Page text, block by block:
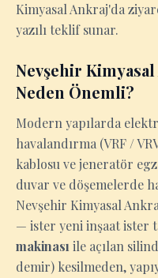
Kimyasal Ankraj'da
yazılı teklif sunar.
Nevşehir
Neden Önemli?
Modern yapılarda
havalandırma (VRF /
kablosu ve jeneratör
duvar ve döşemelerde
Nevşehir Kimyasal
— ister yeni inşaat ister
makinası ile açılan
demir) kesilmeden,